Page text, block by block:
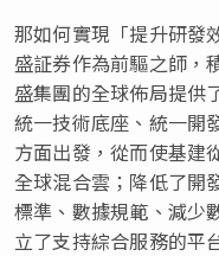
那如何實現「提升研發
盛証券作為前驅之師，
盛集團的全球佈局提供
統一技術底座、統一開
方面出發，從而使基建
全球混合雲；降低了開
標準、數據規範、減少
立了支持綜合服務的平